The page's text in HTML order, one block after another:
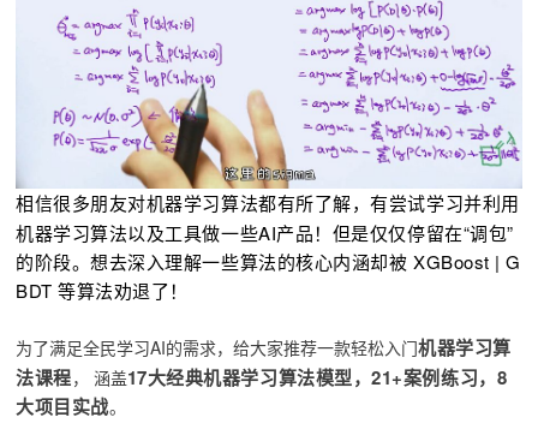
相信很多朋友对机器学习算法都有所了解，有尝试学习并利用
机器学习算法以及工具做一些AI产品！ 但是仅仅停留在“调包”
的阶段。想去深入理解一些算法的核心内涵却被 XGBoost | G
BDT 等算法劝退了！
为了满足全民学习AI的需求，给大家推荐一款轻松入门机器学习算
法课程， 涵盖17大经典机器学习算法模型，21+案例练习，8
大项目实战。